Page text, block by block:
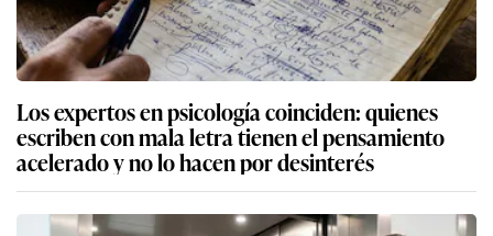
Los expertos en psicología coinciden: quienes
escriben con mala letra tienen el pensamiento
acelerado y no lo hacen por desinterés